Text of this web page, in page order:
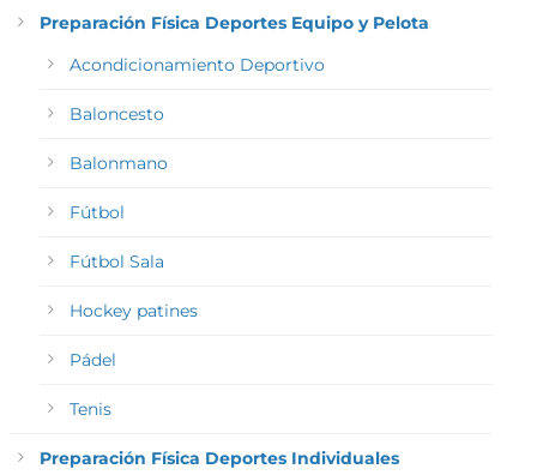
Preparación Física Deportes Equipo y Pelota
Acondicionamiento Deportivo
Baloncesto
Balonmano
Fútbol
Fútbol Sala
Hockey patines
Pádel
Tenis
Preparación Física Deportes Individuales